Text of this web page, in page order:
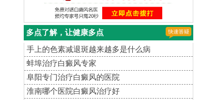
多点了解，让健康多点
手上的色素减退斑越来越多是什么病
蚌埠治疗白癜风专家
阜阳专门治疗白癜风的医院
淮南哪个医院白癜风治疗好